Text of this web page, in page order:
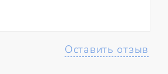
Оставить отзыв